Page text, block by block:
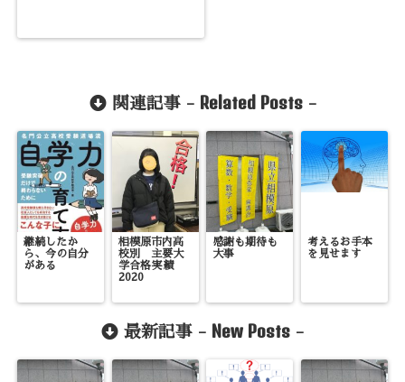
関連記事 - Related Posts-
継続したか
ら、今の自分
がある
相模原市内高
校別 主要大
学合格実績
2020
感謝も期待も
大事
考えるお手本
を見せます
最新記事 - New Posts -